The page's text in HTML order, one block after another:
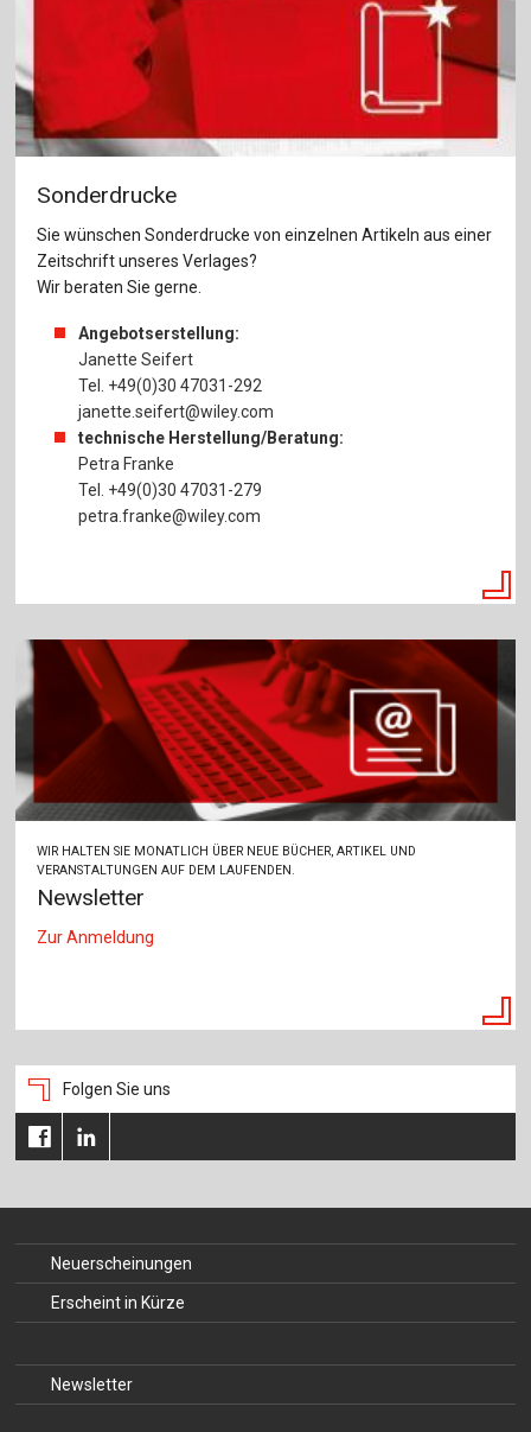
Sonderdrucke
Sie wünschen Sonderdrucke von einzelnen Artikeln aus einer
Zeitschrift unseres Verlages?
Wir beraten Sie gerne.
Angebotserstellung:
Janette Seifert
Tel. +49(0)30 47031-292
janette.seifert@wiley.com
technische Herstellung/Beratung:
Petra Franke
Tel. +49(0)30 47031-279
petra.franke@wiley.com
WIR HALTEN SIE MONATLICH ÜBER NEUE BÜCHER, ARTIKEL UND
VERANSTALTUNGEN AUF DEM LAUFENDEN.
Newsletter
Zur Anmeldung
Folgen Sie uns
Neuerscheinungen
Erscheint in Kürze
Newsletter